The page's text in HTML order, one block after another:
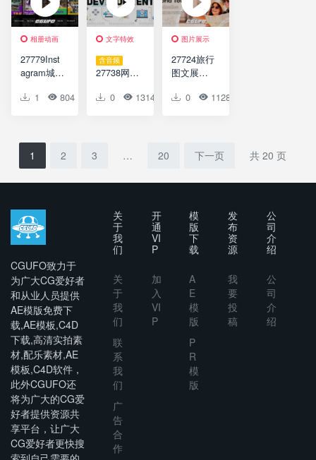
相册动画
27779Inst
agram城市
版
Stories
1 804 0 0
文字特效
含音频
27738网络
排版动画
ent
y Scenes
0 1314 0 0
图片展示
27724旅行
图文展示
版Travel
0 1128
1 2 3 … 20 下一页 共 20 页
CGUFO致力于
为广大CG爱好者
和从业人员提供
AE模版免费下
载,AE模板,C4D
下载,高清实拍素
材,配乐素材,AE
模板,C4D软件，
此外CGUFO还
将为广大的CG爱
好者提供资源共
享平台，让广大
CG爱好者更快搜
关
于
我
们
关
于
我
们
联
系
我
们
广
告
合
作
开
通
VI
P
加
入
VI
P
模
版
下
载
A
E
模
版
P
R
模
版
发
布
资
源
我
要
投
稿
公
司
介
绍
公
司
介
绍